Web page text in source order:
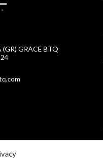
GRACE BTQ